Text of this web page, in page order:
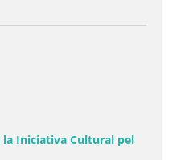
la Iniciativa Cultural pel